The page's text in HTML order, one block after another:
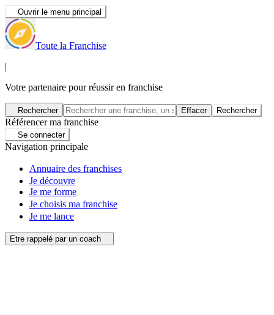
Ouvrir le menu principal
Toute la Franchise
|
Votre partenaire pour réussir en franchise
Rechercher Effacer Rechercher
Référencer ma franchise
Se connecter
Navigation principale
Annuaire des franchises
Je découvre
Je me forme
Je choisis ma franchise
Je me lance
Etre rappelé par un coach